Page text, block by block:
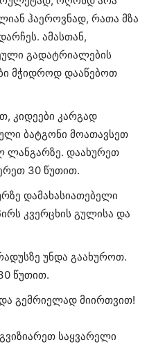
ჰაეროვნად, რათა მზა
ამასთან,
გადატრიალების
მჭიდროდ დააწებოთ
კიდეები კარგად
ბატგონი მოათავსეთ
ლანგარზე. დაახურეთ
30 წუთით.
დამახასიათებელი
კვერცხის გულისა და
უნდა გაახუროთ.
წუთით.
გემრიელად მიირთვით!
საყვარელი